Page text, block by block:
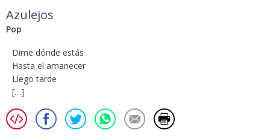
Azulejos
Pop
Dime dónde estás
Hasta el amanecer
Llego tarde
[…]